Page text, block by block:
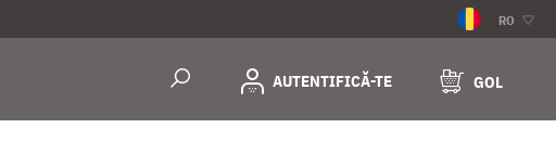
RO
AUTENTIFICĂ-TE GOL